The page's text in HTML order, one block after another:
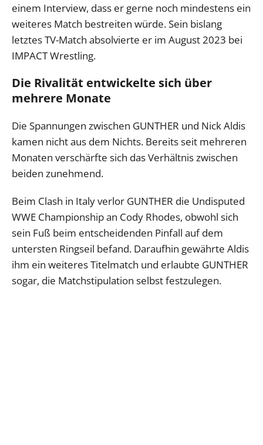
einem Interview, dass er gerne noch mindestens ein
weiteres Match bestreiten würde. Sein bislang
letztes TV-Match absolvierte er im August 2023 bei
IMPACT Wrestling.
Die Rivalität entwickelte sich über
mehrere Monate
Die Spannungen zwischen GUNTHER und Nick Aldis
kamen nicht aus dem Nichts. Bereits seit mehreren
Monaten verschärfte sich das Verhältnis zwischen
beiden zunehmend.
Beim Clash in Italy verlor GUNTHER die Undisputed
WWE Championship an Cody Rhodes, obwohl sich
sein Fuß beim entscheidenden Pinfall auf dem
untersten Ringseil befand. Daraufhin gewährte Aldis
ihm ein weiteres Titelmatch und erlaubte GUNTHER
sogar, die Matchstipulation selbst festzulegen.